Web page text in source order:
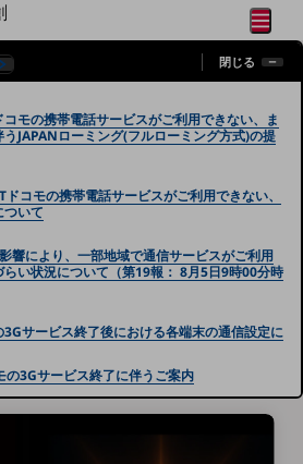
目指し、
事業共創エコシステムです。
とは
ナー企業)
ーとして
目指します
メニュ
開く
探す
ビジネスの
閉じる
モの携帯電話サービスがご利用できない、ま
JAPANローミング(フルローミング方式)の提
コモの携帯電話サービスがご利用できない、
ついて
響により、一部地域で通信サービスがご利用
い状況について（第19報： 8月5日9時00分時
3Gサービス終了後における各端末の通信設定に
の3Gサービス終了に伴うご案内
閉じる